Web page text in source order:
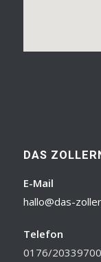
DAS
E-Mail
hallo@das-
Telefon
0176/20339700